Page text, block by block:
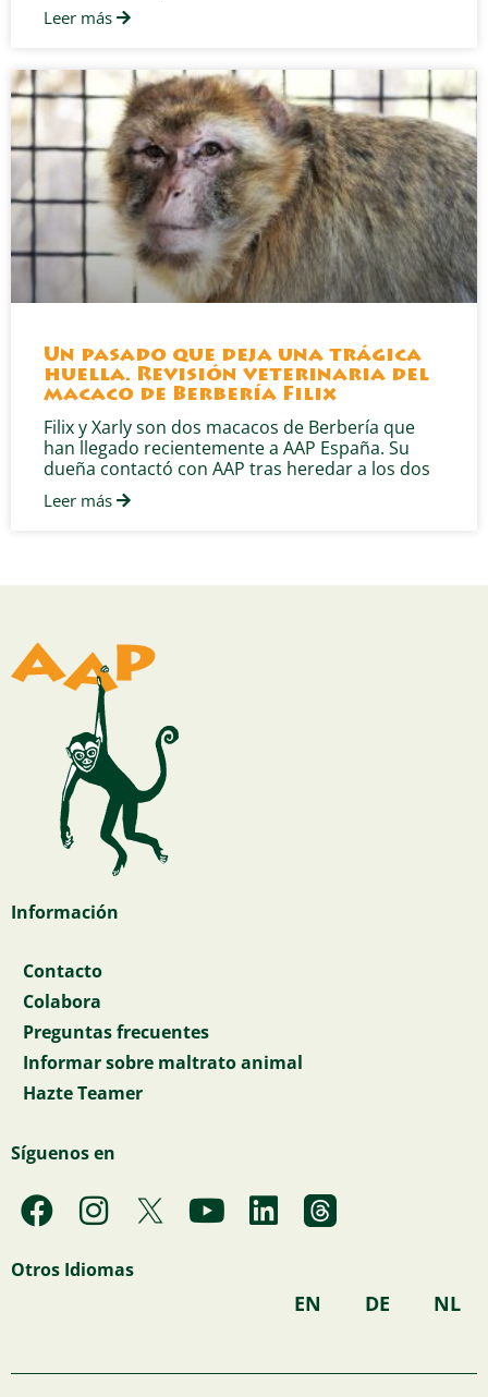
Leer más
Un pasado que deja una trágica
huella. Revisión veterinaria del
macaco de Berbería Filix
Filix y Xarly son dos macacos de Berbería que
han llegado recientemente a AAP España. Su
dueña contactó con AAP tras heredar a los dos
Leer más
Información
Contacto
Colabora
Preguntas frecuentes
Informar sobre maltrato animal
Hazte Teamer
Síguenos en
F
a
c
o
I
n
s
g
Y
o
b
L
i
d
Otros Idiomas
EN DE NL